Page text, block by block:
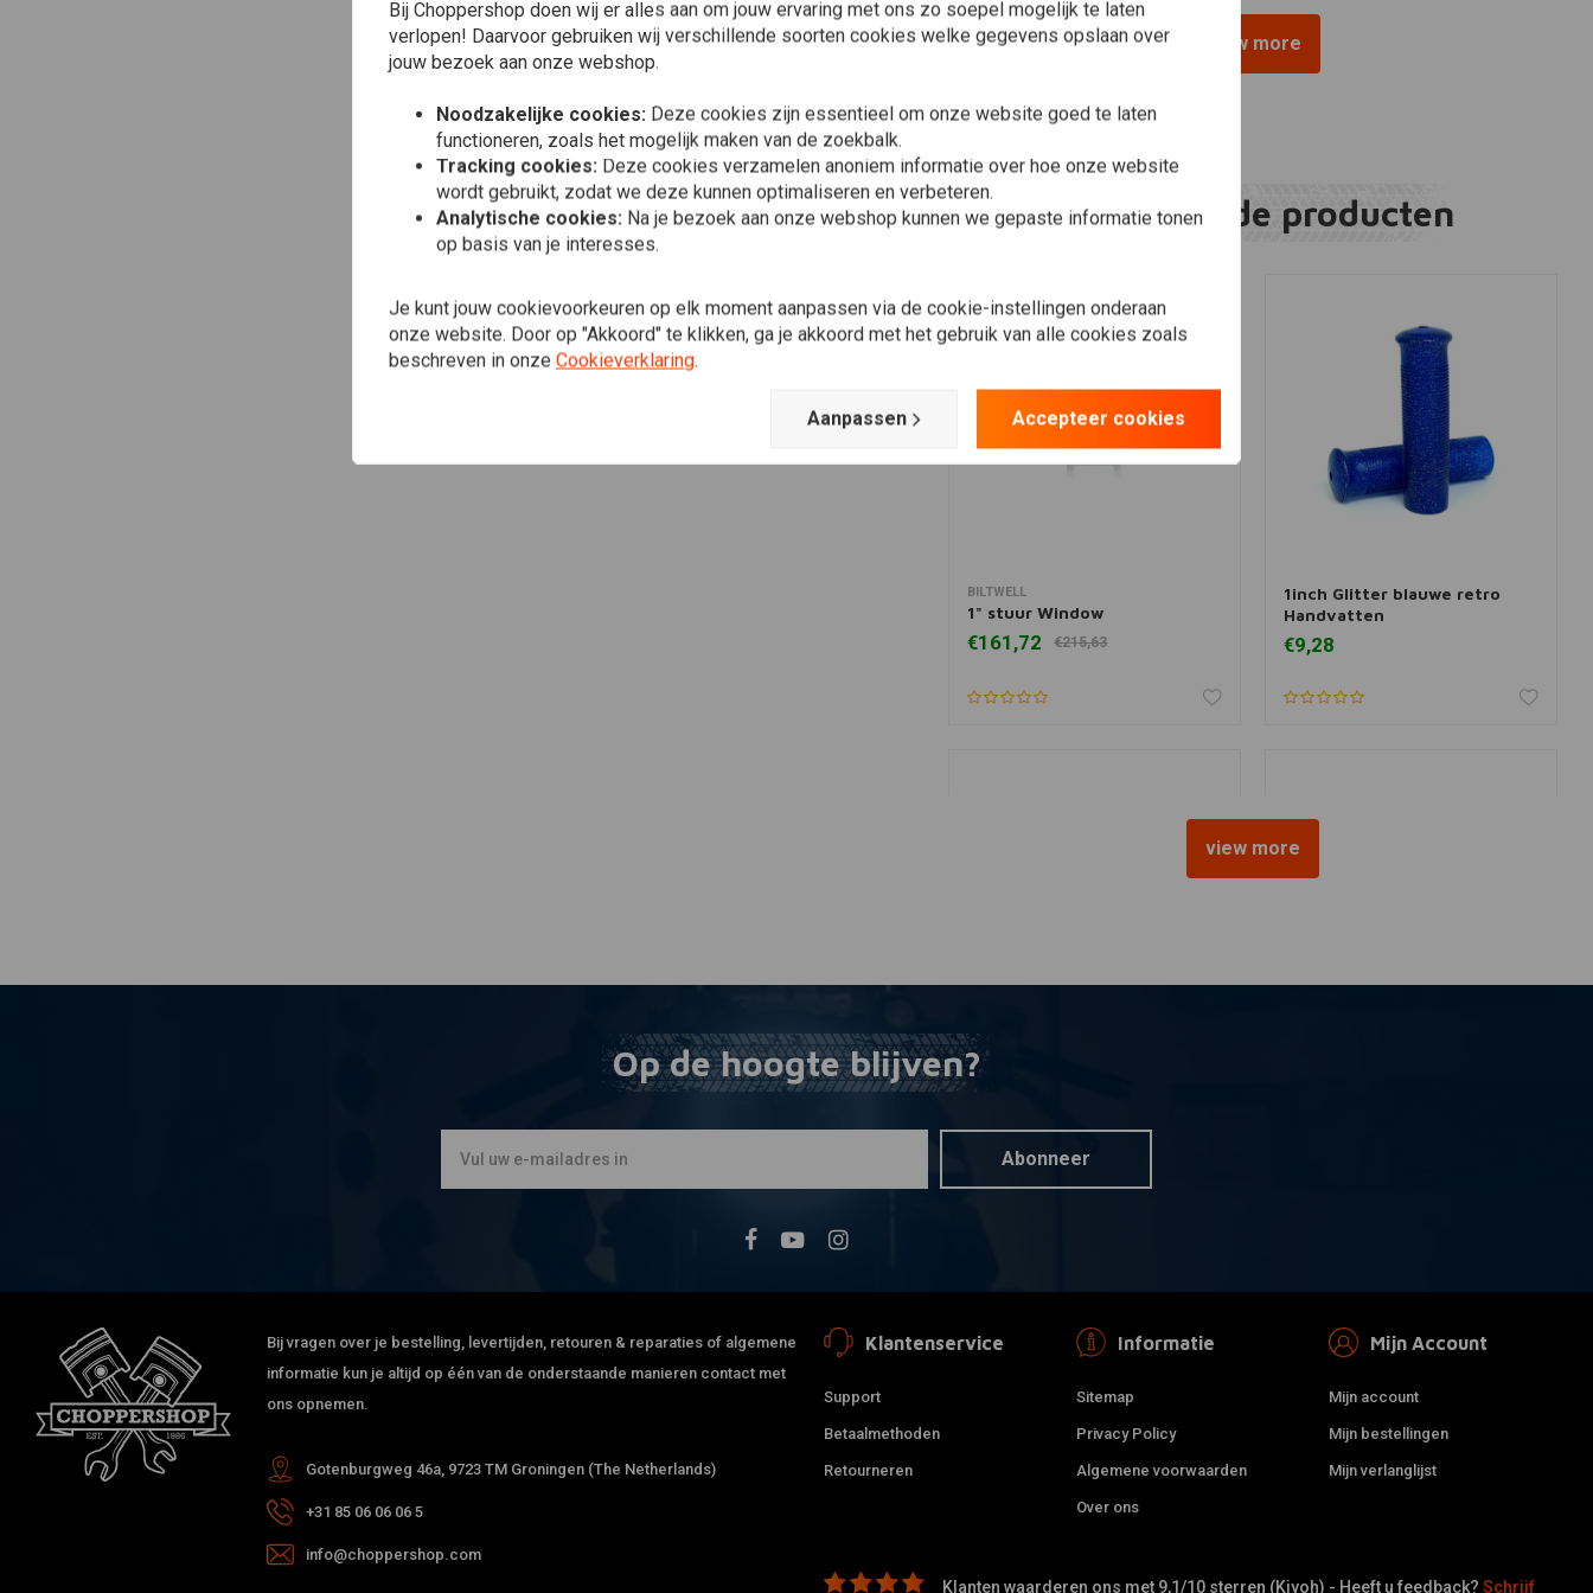
View more
Gerelateerde producten
Toevoegen aan winkelwagen
BILTWELL
1" stuur Window
€161,72 €215,63
Toevoegen aan winkelwagen
1inch Glitter blauwe retro
Handvatten
€9,28
Toevoegen aan winkelwagen
1inch Glitter Rode retro
view more
Op de hoogte blijven?
Abonneer
Bij vragen over je bestelling, levertijden, retouren & reparaties of algemene
informatie kun je altijd op één van de onderstaande manieren contact met
ons opnemen.
Gotenburgweg 46a, 9723 TM Groningen (The Netherlands)
+31 85 06 06 06 5
info@choppershop.com
Klantenservice
Support
Betaalmethoden
Retourneren
Informatie
Sitemap
Privacy Policy
Algemene voorwaarden
Over ons
Mijn Account
Mijn account
Mijn bestellingen
Mijn verlanglijst
Klanten waarderen ons met 9,1/10 sterren (Kiyoh) - Heeft u feedback?Schrijf
Bij Choppershop doen wij er alles aan om jouw ervaring met ons zo soepel mogelijk te laten
verlopen! Daarvoor gebruiken wij verschillende soorten cookies welke gegevens opslaan over
jouw bezoek aan onze webshop.
Noodzakelijke cookies: Deze cookies zijn essentieel om onze website goed te laten
functioneren, zoals het mogelijk maken van de zoekbalk.
Tracking cookies: Deze cookies verzamelen anoniem informatie over hoe onze website
wordt gebruikt, zodat we deze kunnen optimaliseren en verbeteren.
Analytische cookies: Na je bezoek aan onze webshop kunnen we gepaste informatie tonen
op basis van je interesses.
Je kunt jouw cookievoorkeuren op elk moment aanpassen via de cookie-instellingen onderaan
onze website. Door op "Akkoord" te klikken, ga je akkoord met het gebruik van alle cookies zoals
beschreven in onze Cookieverklaring.
Aanpassen Accepteer cookies